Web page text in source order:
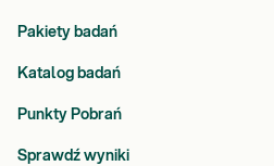
Pakiety badań
Katalog badań
Punkty Pobrań
Sprawdź wyniki